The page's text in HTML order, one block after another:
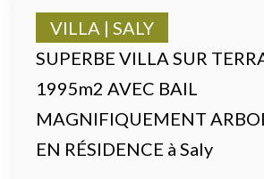
SUPERBE VILLA SUR
1995m2 AVEC BAIL
MAGNIFIQUEMENT
EN RÉSIDENCE à Saly
VILLA | SALY